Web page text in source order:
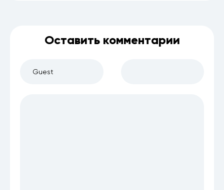
Оставить комментарии